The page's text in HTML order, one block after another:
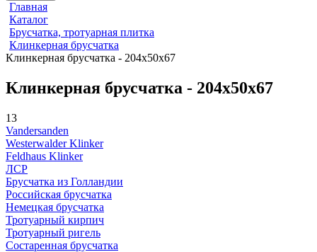
Главная
Каталог
Брусчатка, тротуарная плитка
Клинкерная брусчатка
Клинкерная брусчатка - 204x50x67
Клинкерная брусчатка - 204x50x67
13
Vandersanden
Westerwalder Klinker
Feldhaus Klinker
ЛСР
Брусчатка из Голландии
Российская брусчатка
Немецкая брусчатка
Тротуарный кирпич
Тротуарный ригель
Состаренная брусчатка